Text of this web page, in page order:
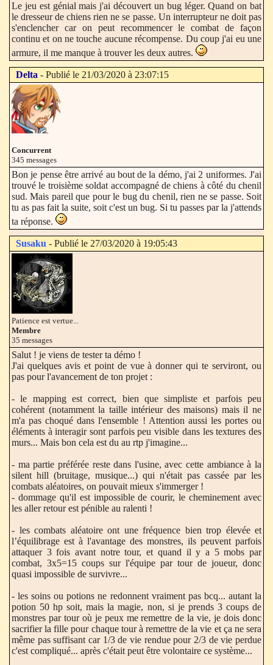
Le jeu est génial mais j'ai découvert un bug léger. Quand on bat
le dresseur de chiens rien ne se passe. Un interrupteur ne doit pas
s'enclencher car on peut recommencer le combat de façon
continu et on ne touche aucune récompense. Du coup j'ai eu une
armure, il me manque à trouver les deux autres.
Delta - Publié le 21/03/2020 à 23:07:15
Concurrent
345 messages
Bon je pense être arrivé au bout de la démo, j'ai 2 uniformes. J'ai
trouvé le troisième soldat accompagné de chiens à côté du chenil
sud. Mais pareil que pour le bug du chenil, rien ne se passe. Soit
tu as pas fait la suite, soit c'est un bug. Si tu passes par la j'attends
ta réponse.
Susaku - Publié le 27/03/2020 à 19:05:43
Patience est vertue...
Membre
35 messages
Salut ! je viens de tester ta démo !
J'ai quelques avis et point de vue à donner qui te serviront, ou
pas pour l'avancement de ton projet :
- le mapping est correct, bien que simpliste et parfois peu
cohérent (notamment la taille intérieur des maisons) mais il ne
m'a pas choqué dans l'ensemble ! Attention aussi les portes ou
éléments à interagir sont parfois peu visible dans les textures des
murs... Mais bon cela est du au rtp j'imagine...
- ma partie préférée reste dans l'usine, avec cette ambiance à la
silent hill (bruitage, musique...) qui n'était pas cassée par les
combats aléatoires, on pouvait mieux s'immerger !
- dommage qu'il est impossible de courir, le cheminement avec
les aller retour est pénible au ralenti !
- les combats aléatoire ont une fréquence bien trop élevée et
l’équilibrage est à l'avantage des monstres, ils peuvent parfois
attaquer 3 fois avant notre tour, et quand il y a 5 mobs par
combat, 3x5=15 coups sur l'équipe par tour de joueur, donc
quasi impossible de survivre...
- les soins ou potions ne redonnent vraiment pas bcq... autant la
potion 50 hp soit, mais la magie, non, si je prends 3 coups de
monstres par tour où je peux me remettre de la vie, je dois donc
sacrifier la fille pour chaque tour à remettre de la vie et ça ne sera
même pas suffisant car 1/3 de vie rendue pour 2/3 de vie perdue
c'est compliqué... après c'était peut être volontaire ce système...